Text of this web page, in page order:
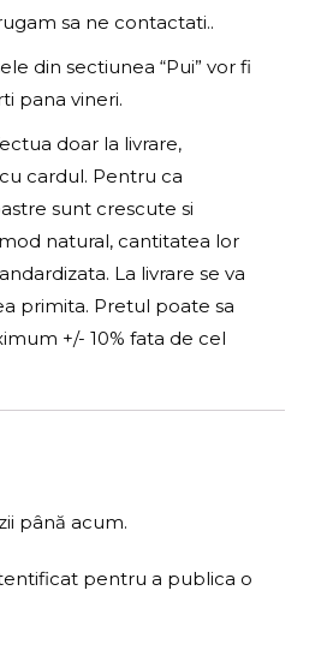
sa ne contactati..
din sectiunea “Pui” vor fi
pana vineri.
doar la livrare,
cardul. Pentru ca
sunt crescute si
natural, cantitatea lor
La livrare se va
primita. Pretul poate sa
+/- 10% fata de cel
până acum.
pentru a publica o